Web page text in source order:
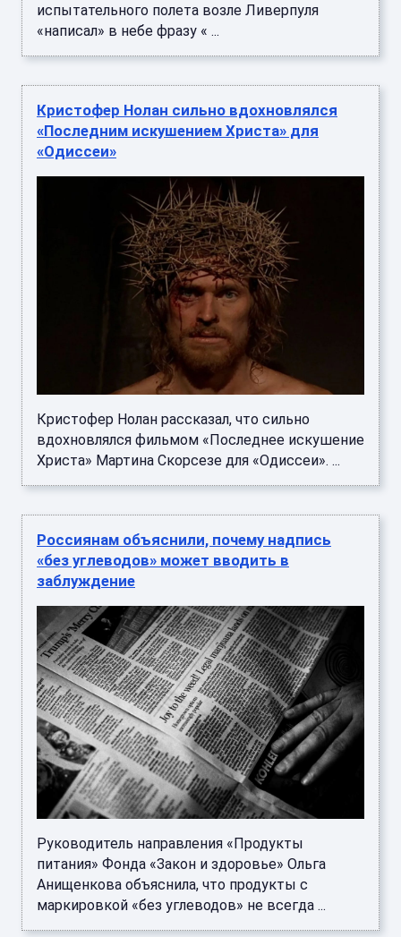
испытательного полета возле Ливерпуля
«написал» в небе фразу « ...
Кристофер Нолан сильно вдохновлялся
«Последним искушением Христа» для
«Одиссеи»
Кристофер Нолан рассказал, что сильно
вдохновлялся фильмом «Последнее искушение
Христа» Мартина Скорсезе для «Одиссеи». ...
Россиянам объяснили, почему надпись
«без углеводов» может вводить в
заблуждение
Руководитель направления «Продукты
питания» Фонда «Закон и здоровье» Ольга
Анищенкова объяснила, что продукты с
маркировкой «без углеводов» не всегда ...